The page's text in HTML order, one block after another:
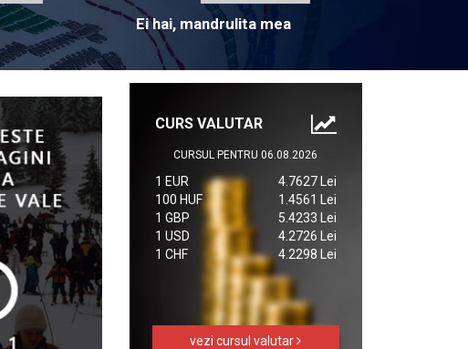
Ei hai, mandrulita mea
CURS VALUTAR
CURSUL PENTRU 06.08.2026
1 EUR
4.7627 Lei
100 HUF
1.4561 Lei
1 GBP
5.4233 Lei
1 USD
4.2726 Lei
1 CHF
4.2298 Lei
vezi cursul valutar